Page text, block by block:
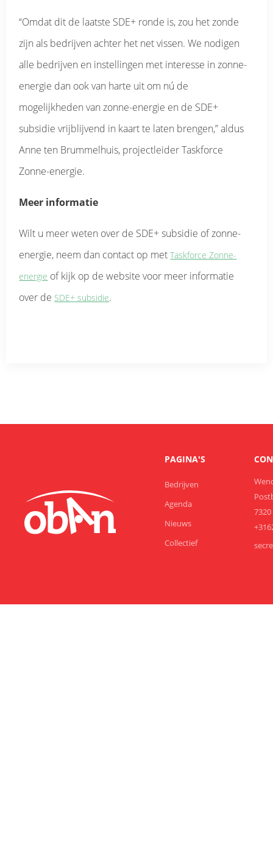
“Omdat dit de laatste SDE+ ronde is, zou het zonde
zijn als bedrijven achter het net vissen. We nodigen
alle bedrijven en instellingen met interesse in zonne-
energie dan ook van harte uit om nú de
mogelijkheden van zonne-energie en de SDE+
subsidie vrijblijvend in kaart te laten brengen,” aldus
Anne ten Brummelhuis, projectleider Taskforce
Zonne-energie.
Meer informatie
Wilt u meer weten over de SDE+ subsidie of zonne-
energie, neem dan contact op metTaskforce Zonne-
energie of kijk op de website voor meer informatie
over deSDE+ subsidie.
PAGINA'S
Bedrijven
Agenda
Nieuws
Collectief